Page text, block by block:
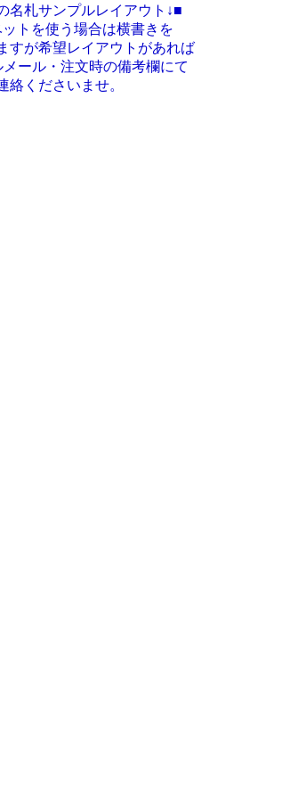
名札サンプルレイアウト↓■
トを使う場合は横書きを
すが希望レイアウトがあれば
ール・注文時の備考欄にて
絡くださいませ。